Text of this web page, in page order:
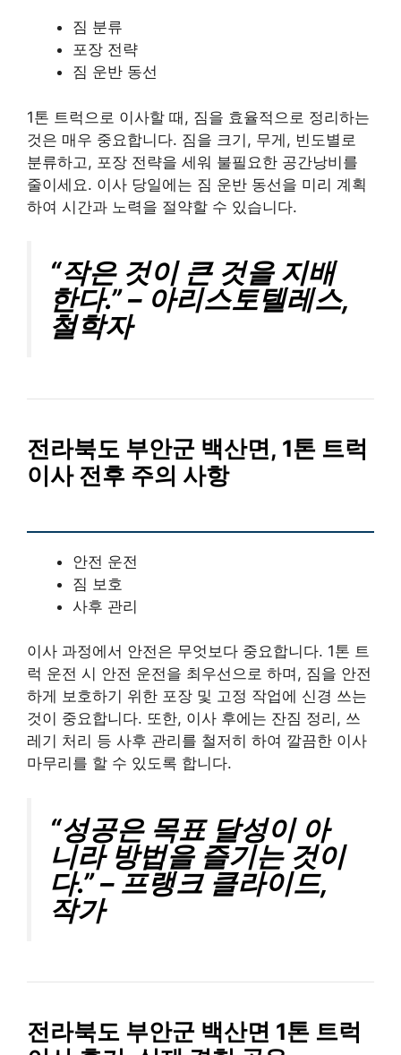
짐 분류
포장 전략
짐 운반 동선
1톤 트럭으로 이사할 때, 짐을 효율적으로 정리하는
것은 매우 중요합니다. 짐을 크기, 무게, 빈도별로
분류하고, 포장 전략을 세워 불필요한 공간낭비를
줄이세요. 이사 당일에는 짐 운반 동선을 미리 계획
하여 시간과 노력을 절약할 수 있습니다.
“작은 것이 큰 것을 지배
한다.” – 아리스토텔레스,
철학자
전라북도 부안군 백산면, 1톤 트럭
이사 전후 주의 사항
안전 운전
짐 보호
사후 관리
이사 과정에서 안전은 무엇보다 중요합니다. 1톤 트
럭 운전 시 안전 운전을 최우선으로 하며, 짐을 안전
하게 보호하기 위한 포장 및 고정 작업에 신경 쓰는
것이 중요합니다. 또한, 이사 후에는 잔짐 정리, 쓰
레기 처리 등 사후 관리를 철저히 하여 깔끔한 이사
마무리를 할 수 있도록 합니다.
“성공은 목표 달성이 아
니라 방법을 즐기는 것이
다.” – 프랭크 클라이드,
작가
전라북도 부안군 백산면 1톤 트럭